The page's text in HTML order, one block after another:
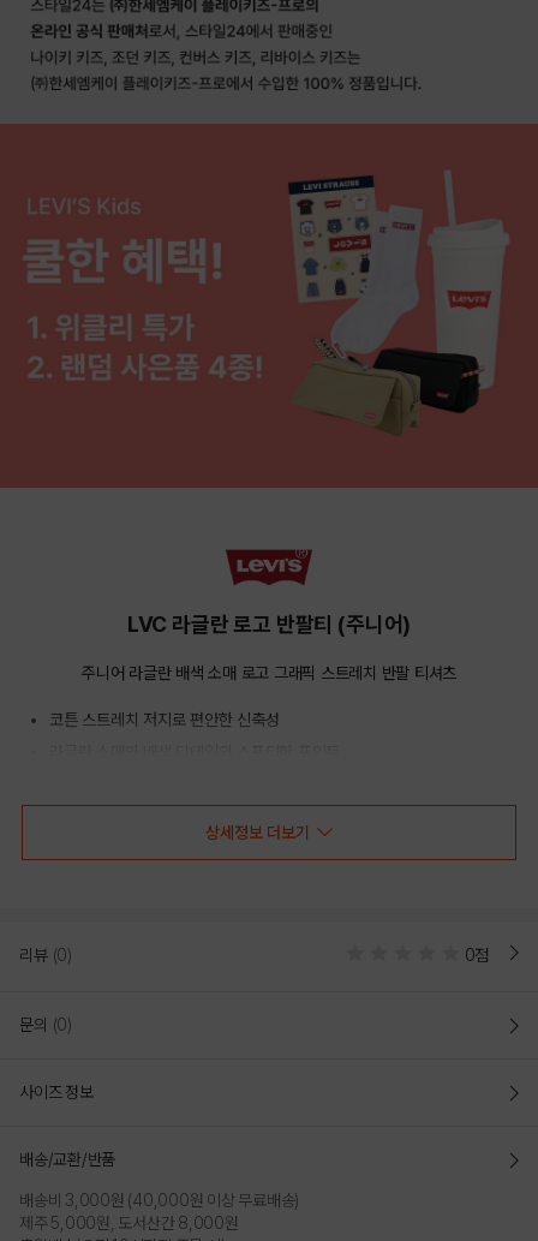
LVC 라글란 로고 반팔티 (주니어)
주니어 라글란 배색 소매 로고 그래픽 스트레치 반팔 티셔츠
코튼 스트레치 저지로 편안한 신축성
COLOR
NAVY
상세정보 더보기
리뷰 (0) 0점
문의 (0)
사이즈 정보
배송/교환/반품
배송비 3,000원 (40,000원 이상 무료배송)
제주 5,000원, 도서산간 8,000원